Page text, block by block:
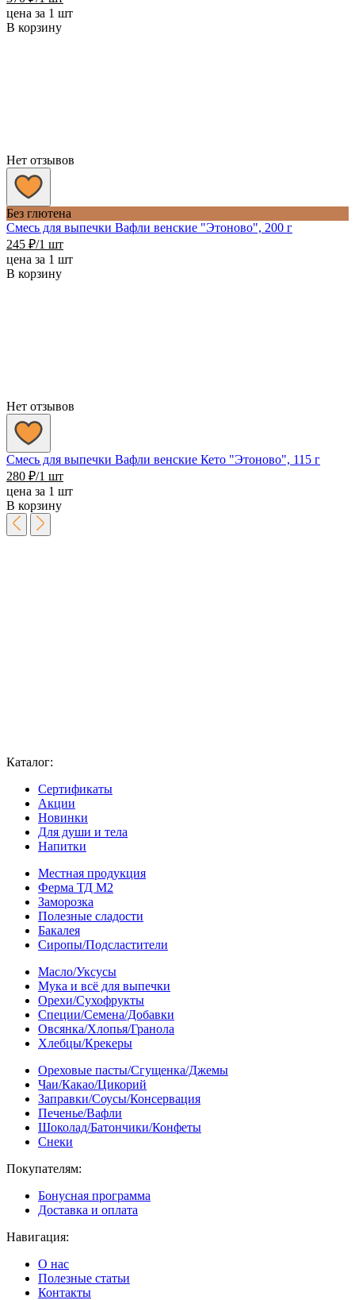
цена за 1 шт
В корзину
Нет отзывов
Без глютена
Смесь для выпечки Вафли венские "Этоново", 200 г
245 ₽/1 шт
цена за 1 шт
В корзину
Нет отзывов
Смесь для выпечки Вафли венские Кето "Этоново", 115 г
280 ₽/1 шт
цена за 1 шт
В корзину
Каталог:
Сертификаты
Акции
Новинки
Для души и тела
Напитки
Местная продукция
Ферма ТД М2
Заморозка
Полезные сладости
Бакалея
Сиропы/Подсластители
Масло/Уксусы
Мука и всё для выпечки
Орехи/Сухофрукты
Специи/Семена/Добавки
Овсянка/Хлопья/Гранола
Хлебцы/Крекеры
Ореховые пасты/Сгущенка/Джемы
Чаи/Какао/Цикорий
Заправки/Соусы/Консервация
Печенье/Вафли
Шоколад/Батончики/Конфеты
Снеки
Покупателям:
Бонусная программа
Доставка и оплата
Навигация:
О нас
Полезные статьи
Контакты